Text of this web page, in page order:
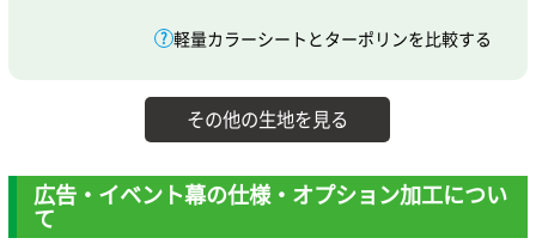
軽量カラーシートとターポリンを比較する
その他の生地を見る
広告・イベント幕の仕様・オプション加工につい
て